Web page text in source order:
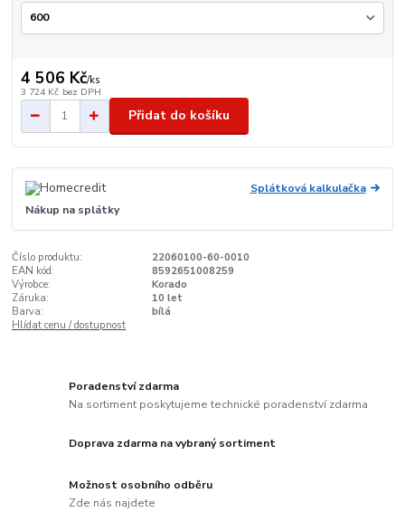
4 506 Kč/ks
3 724 Kč bez DPH
Přidat do košíku
Splátková kalkulačka
Nákup na splátky
Číslo produktu:
22060100-60-0010
EAN kód:
8592651008259
Výrobce:
Korado
Záruka:
10 let
Barva:
bílá
Hlídat cenu / dostupnost
Poradenství zdarma
Na sortiment poskytujeme technické poradenství zdarma
Doprava zdarma na vybraný sortiment
Možnost osobního odběru
Zde nás najdete